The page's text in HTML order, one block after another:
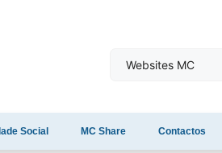
Social MC Share Contactos